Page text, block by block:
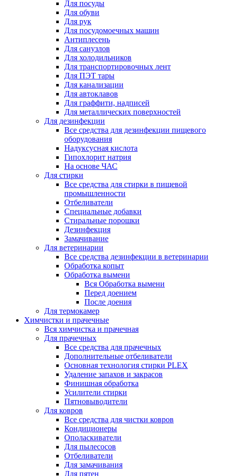
Для посуды
Для обуви
Для рук
Для посудомоечных машин
Антиплесень
Для санузлов
Для холодильников
Для транспортировочных лент
Для ПЭТ тары
Для канализации
Для автоклавов
Для граффити, надписей
Для металлических поверхностей
Для дезинфекции
Все средства для дезинфекции пищевого
оборудования
Надуксусная кислота
Гипохлорит натрия
На основе ЧАС
Для стирки
Все средства для стирки в пищевой
промышленности
Отбеливатели
Специальные добавки
Стиральные порошки
Дезинфекция
Замачивание
Для ветеринарии
Все средства дезинфекции в ветеринарии
Обработка копыт
Обработка вымени
Вся Обработка вымени
Перед доением
После доения
Для термокамер
Химчистки и прачечные
Вся химчистка и прачечная
Для прачечных
Все средства для прачечных
Дополнительные отбеливатели
Основная технология стирки PLEX
Удаление запахов и закрасов
Финишная обработка
Усилители стирки
Пятновыводители
Для ковров
Все средства для чистки ковров
Кондиционеры
Ополаскиватели
Для пылесосов
Отбеливатели
Для замачивания
Для пятен